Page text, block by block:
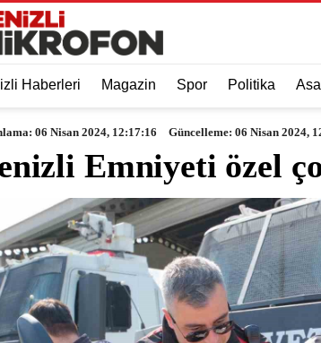
Haberleri Magazin Spor Politika
06 Nisan 2024, 12:17:16 Güncelleme: 06 Nisan 2024,
Emniyeti özel